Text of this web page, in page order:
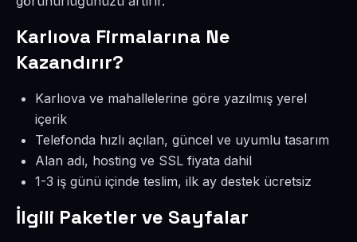
Karlıova Firmalarına Ne
Kazandırır?
Karlıova ve mahallelerine göre yazılmış yerel
içerik
Telefonda hızlı açılan, güncel ve uyumlu tasarım
Alan adı, hosting ve SSL fiyata dahil
1-3 iş günü içinde teslim, ilk ay destek ücretsiz
İlgili Paketler ve Sayfalar